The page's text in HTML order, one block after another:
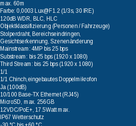
max. 60m
Farbe: 0,0003 Lux@F1.2 (1/3s, 30 IRE)
120dB WDR, BLC, HLC
Objektklassifizierung (Personen / Fahrzeuge)
Stolperdraht, Bereichseindringen,
Gesichtserkennung, Szenenänderung
Mainstream: 4MP bis 25 bps
Substream: bis 25 bps (1920 x 1080)
Third Stream: bis 25 bps (1920 x 1080)
1/1
1/1 Chinch,eingebautes Doppelmikrofon
Ja (100dB)
10/100 Base-TX Ethernet (RJ45)
MicroSD, max. 256GB
12VDC/PoE+, 17.5Watt max.
IP67 Wetterschutz